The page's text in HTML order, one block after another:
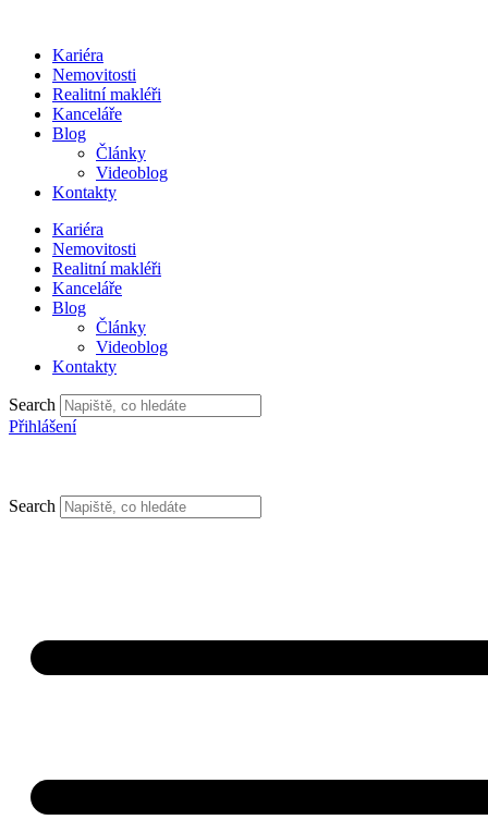
obsahuKariéra
Nemovitosti
Realitní makléři
Kanceláře
Blog
Články
Videoblog
Kontakty
Kariéra
Nemovitosti
Realitní makléři
Kanceláře
Blog
Články
Videoblog
Kontakty
Search
Přihlášení
Search